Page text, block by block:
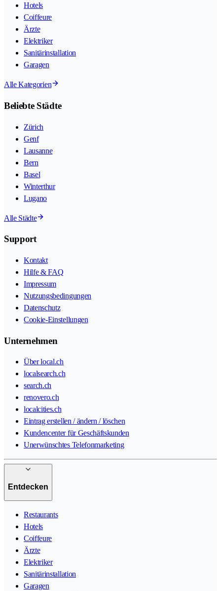
Hotels
Coiffeure
Ärzte
Elektriker
Sanitärinstallation
Garagen
Alle Kategorien
Beliebte Städte
Zürich
Genf
Lausanne
Bern
Basel
Winterthur
Lugano
Alle Städte
Support
Kontakt
Hilfe & FAQ
Impressum
Nutzungsbedingungen
Datenschutz
Cookie-Einstellungen
Unternehmen
Über local.ch
localsearch.ch
search.ch
renovero.ch
localcities.ch
Eintrag erstellen / ändern / löschen
Kundencenter für Geschäftskunden
Unerwünschtes Telefonmarketing
Entdecken
Restaurants
Hotels
Coiffeure
Ärzte
Elektriker
Sanitärinstallation
Garagen